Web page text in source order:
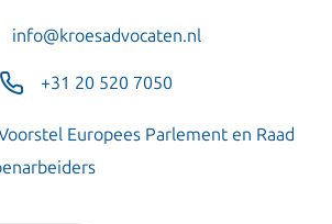
info@kroesadvocaten.nl
+31 20 520 7050
Europees Parlement en Raad